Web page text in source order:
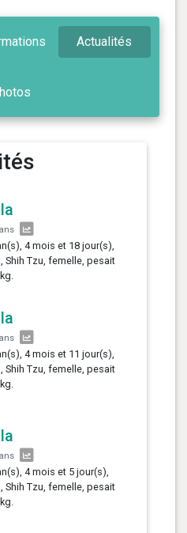
Actualités
4 mois et 18 jour(s),
Shih Tzu, femelle, pesait
4 mois et 11 jour(s),
Shih Tzu, femelle, pesait
4 mois et 5 jour(s),
Shih Tzu, femelle, pesait